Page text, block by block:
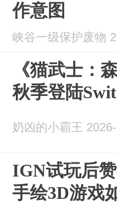
作意图
峡谷一级保护废物
《猫武士：
秋季登陆
奶凶的小霸王
IGN试玩后
手绘3D游戏